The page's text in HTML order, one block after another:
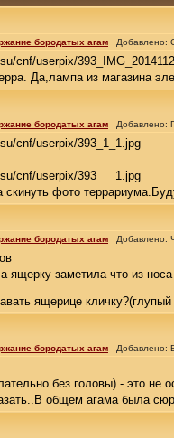
бородатых агам Добавлено:
cnf/userpix/
Да,лампа из магазина
бородатых агам Добавлено:
cnf/userpix/393_1_1.jpg
cnf/userpix/393___1.jpg
скинуть фото
бородатых агам Добавлено:
ящерку заметила что из
ящерице
бородатых агам Добавлено:
без головы) - это не
общем агама была